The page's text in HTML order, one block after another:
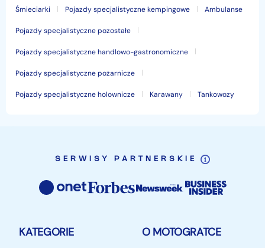
Śmieciarki Pojazdy specjalistyczne kempingowe Ambulanse
Pojazdy specjalistyczne pozostałe
Pojazdy specjalistyczne handlowo-gastronomiczne
Pojazdy specjalistyczne pożarnicze
Pojazdy specjalistyczne holownicze Karawany Tankowozy
SERWISY PARTNERSKIE
KATEGORIE O MOTOGRATCE